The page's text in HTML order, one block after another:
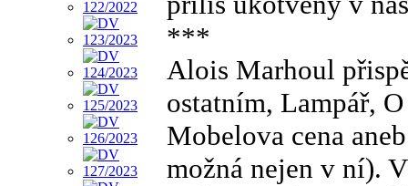
***
Alois Marhoul
ostatním, Lampář,
Mobelova cena
možná nejen v ní).